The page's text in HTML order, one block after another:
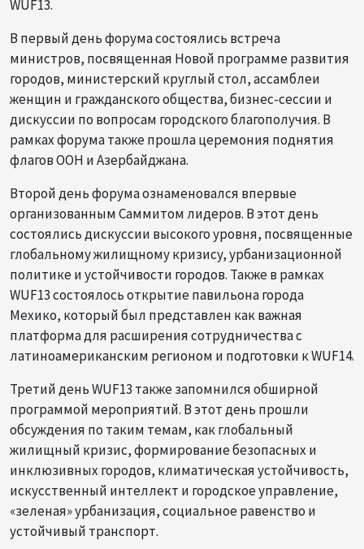
WUF13.
В первый день форума состоялись встреча
министров, посвященная Новой программе развития
городов, министерский круглый стол, ассамблеи
женщин и гражданского общества, бизнес-сессии и
дискуссии по вопросам городского благополучия. В
рамках форума также прошла церемония поднятия
флагов ООН и Азербайджана.
Второй день форума ознаменовался впервые
организованным Саммитом лидеров. В этот день
состоялись дискуссии высокого уровня, посвященные
глобальному жилищному кризису, урбанизационной
политике и устойчивости городов. Также в рамках
WUF13 состоялось открытие павильона города
Мехико, который был представлен как важная
платформа для расширения сотрудничества с
латиноамериканским регионом и подготовки к WUF14.
Третий день WUF13 также запомнился обширной
программой мероприятий. В этот день прошли
обсуждения по таким темам, как глобальный
жилищный кризис, формирование безопасных и
инклюзивных городов, климатическая устойчивость,
искусственный интеллект и городское управление,
«зеленая» урбанизация, социальное равенство и
устойчивый транспорт.